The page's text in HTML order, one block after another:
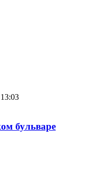
бульваре